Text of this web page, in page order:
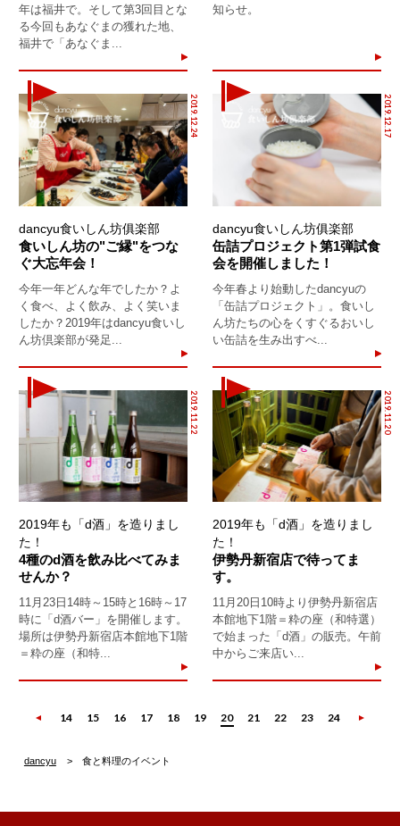
年は福井で。そして第3回目とな
る今回もあなぐまの獲れた地、
福井で「あなぐま...
知らせ。
2019.12.24
dancyu食いしん坊俱楽部
食いしん坊の"ご縁"をつな
ぐ大忘年会！
今年一年どんな年でしたか？よ
く食べ、よく飲み、よく笑いま
したか？2019年はdancyu食いし
ん坊倶楽部が発足...
2019.12.17
dancyu食いしん坊俱楽部
缶詰プロジェクト第1弾試食
会を開催しました！
今年春より始動したdancyuの
「缶詰プロジェクト」。食いし
ん坊たちの心をくすぐるおいし
い缶詰を生み出すべ...
2019.11.22
2019年も「d酒」を造りまし
た！
4種のd酒を飲み比べてみま
せんか？
11月23日14時～15時と16時～17
時に「d酒バー」を開催します。
場所は伊勢丹新宿店本館地下1階
＝粋の座（和特...
2019.11.20
2019年も「d酒」を造りまし
た！
伊勢丹新宿店で待ってま
す。
11月20日10時より伊勢丹新宿店
本館地下1階＝粋の座（和特選）
で始まった「d酒」の販売。午前
中からご来店い...
14 15 16 17 18 19 20 21 22 23 24
dancyu 食と料理のイベント